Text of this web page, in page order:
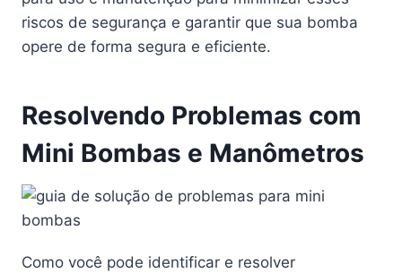
riscos de segurança e garantir que sua bomba
opere de forma segura e eficiente.
Resolvendo Problemas com
Mini Bombas e Manômetros
Como você pode identificar e resolver